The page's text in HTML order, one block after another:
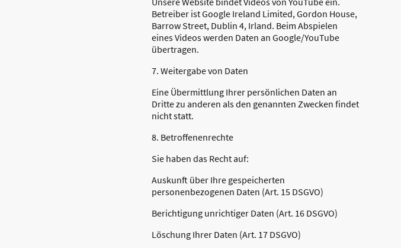
Betreiber ist Google Ireland Limited, Gordon House,
Barrow Street, Dublin 4, Irland. Beim Abspielen
eines Videos werden Daten an Google/YouTube
übertragen.
7. Weitergabe von Daten
Eine Übermittlung Ihrer persönlichen Daten an
Dritte zu anderen als den genannten Zwecken findet
nicht statt.
8. Betroffenenrechte
Sie haben das Recht auf:
Auskunft über Ihre gespeicherten
personenbezogenen Daten (Art. 15 DSGVO)
Berichtigung unrichtiger Daten (Art. 16 DSGVO)
Löschung Ihrer Daten (Art. 17 DSGVO)